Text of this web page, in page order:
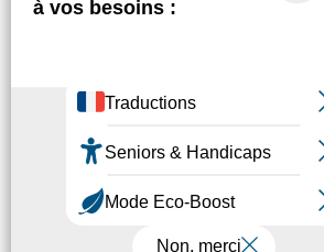
Mentions légales
Accessibilité